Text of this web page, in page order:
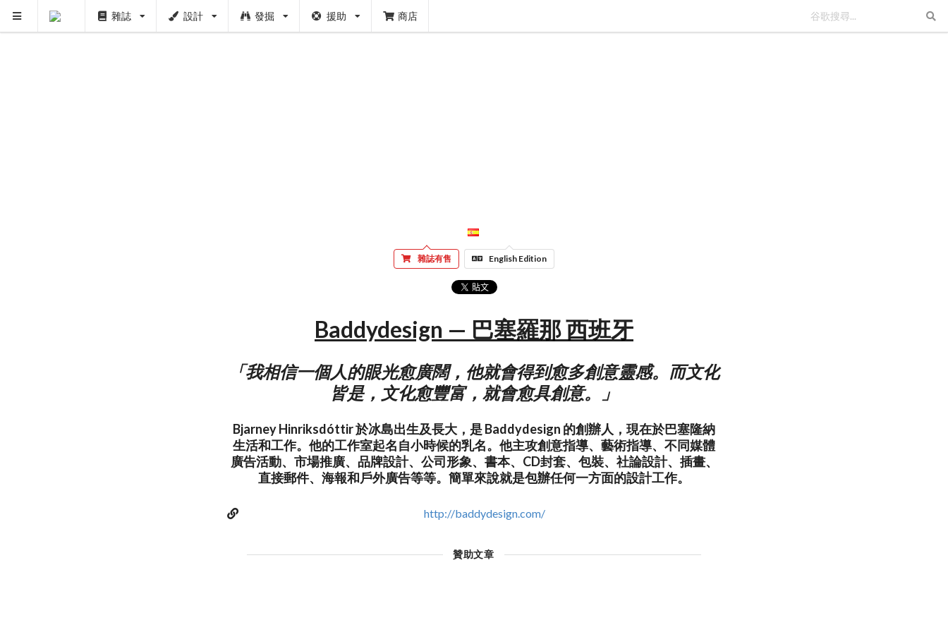
雜誌 設計 發掘 援助 商店
雜誌有售 English Edition
Baddydesign — 巴塞羅那 西班牙
「我相信一個人的眼光愈廣闊，他就會得到愈多創意靈感。而文化
皆是，文化愈豐富，就會愈具創意。」
Bjarney Hinriksdóttir 於冰島出生及長大，是 Baddydesign 的創辦人，現在於巴塞隆納
生活和工作。他的工作室起名自小時候的乳名。他主攻創意指導、藝術指導、不同媒體
廣告活動、市場推廣、品牌設計、公司形象、書本、CD封套、包裝、社論設計、插畫、
直接郵件、海報和戶外廣告等等。簡單來說就是包辦任何一方面的設計工作。
http://baddydesign.com/
贊助文章